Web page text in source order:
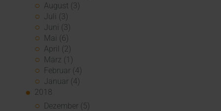
August (3)
Juli (3)
Juni (3)
Mai (6)
April (2)
März (1)
Februar (4)
Januar (4)
2018
Dezember (5)